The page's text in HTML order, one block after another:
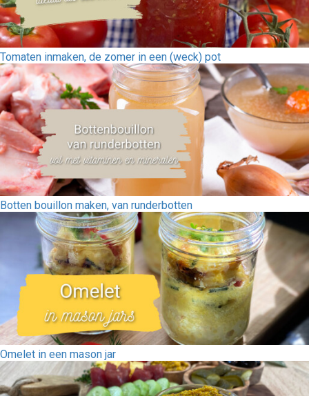
Tomaten inmaken, de zomer in een (weck) pot
Botten bouillon maken, van runderbotten
Omelet in een mason jar